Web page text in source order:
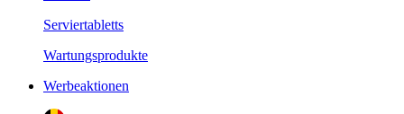
Serviertabletts
Wartungsprodukte
Werbeaktionen